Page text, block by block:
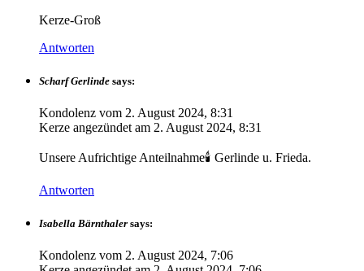
Kerze-Groß
Antworten
Scharf Gerlinde says:
Kondolenz vom 2. August 2024, 8:31
Kerze angezündet am 2. August 2024, 8:31
Unsere Aufrichtige Anteilnahme🕯 Gerlinde u. Frieda.
Antworten
Isabella Bärnthaler says:
Kondolenz vom 2. August 2024, 7:06